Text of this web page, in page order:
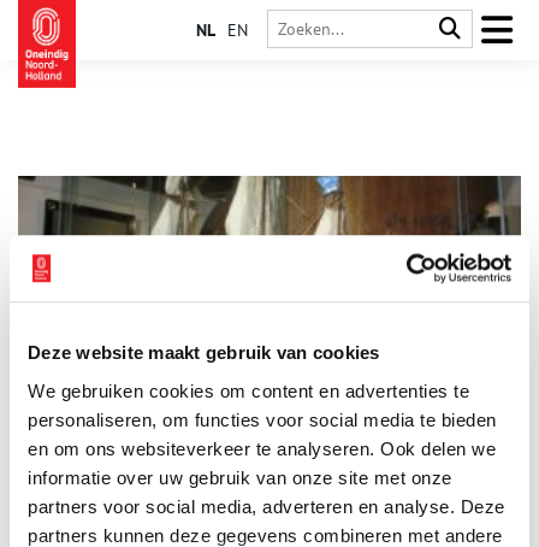
Deze website maakt gebruik van cookies
We gebruiken cookies om content en advertenties te
personaliseren, om functies voor social media te bieden
en om ons websiteverkeer te analyseren. Ook delen we
informatie over uw gebruik van onze site met onze
partners voor social media, adverteren en analyse. Deze
partners kunnen deze gegevens combineren met andere
NL EN
Sinds 2010 is de Monnickendamse admiraal Pieter Florisz (ca
1600 – 1658) terug in de stad waar hij vandaan kwam. Door
beeldhouwer Herman van Elteren is hij vereeuwigd in een
gevelsteen aan het huis waar ooit het zijne stond: op de hoek
van het Zuideinde met de Gooische Kaai.